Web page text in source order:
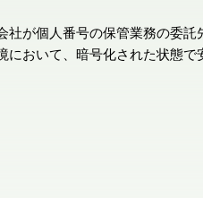
社が個人番号の保管業務の委託
において、暗号化された状態で